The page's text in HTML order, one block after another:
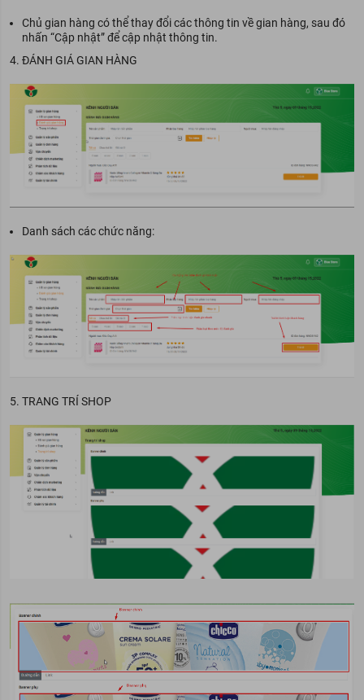
Chủ gian hàng có thể thay đổi các thông tin về gian hàng, sau đó
nhấn “Cập nhật” để cập nhật thông tin.
4. ĐÁNH GIÁ GIAN HÀNG
Danh sách các chức năng:
5. TRANG TRÍ SHOP